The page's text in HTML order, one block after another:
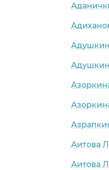
Аитова
Аитова